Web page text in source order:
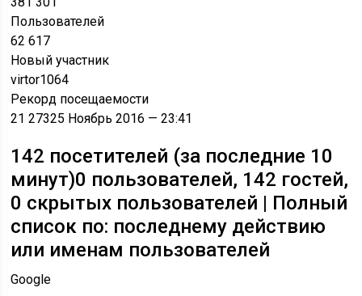
Пользователей
62 617
Новый участник
virtor1064
Рекорд посещаемости
21 27325 Ноябрь 2016 — 23:41
142 посетителей (за последние 10
минут)0 пользователей, 142 гостей,
0 скрытых пользователей | Полный
список по: последнему действию
или именам пользователей
Google